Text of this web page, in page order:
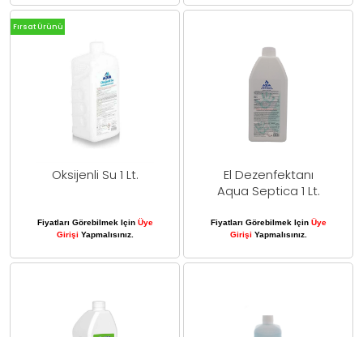
Oksijenli Su 1 Lt.
Fırsat Ürünü
Fiyatları Görebilmek Için Üye
Girişi Yapmalısınız.
El Dezenfektanı
Aqua Septica 1 Lt.
Fiyatları Görebilmek Için Üye
Girişi Yapmalısınız.